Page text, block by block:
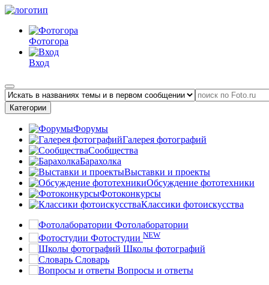
Фотогора
Вход
Категории
Форумы
Галерея фотографий
Сообщества
Барахолка
Выставки и проекты
Обсуждение фототехники
Фотоконкурсы
Классики фотоискусства
Фотолаборатории
Фотостудии NEW
Школы фотографий
Словарь
Вопросы и ответы